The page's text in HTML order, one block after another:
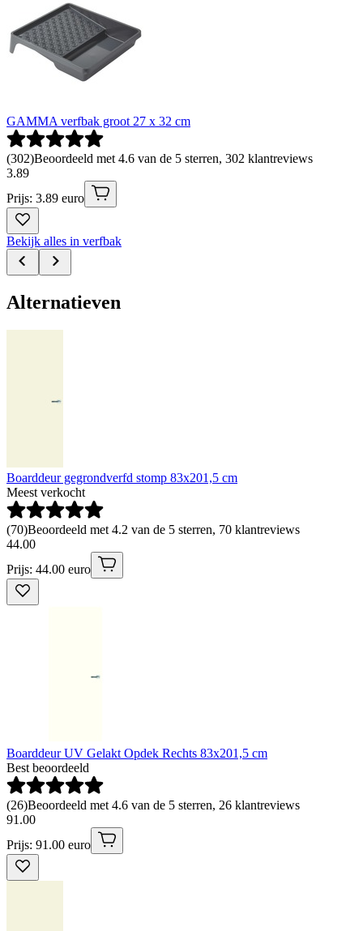
GAMMA verfbak groot 27 x 32 cm
(302)Beoordeeld met 4.6 van de 5 sterren, 302 klantreviews
3.89
Prijs: 3.89 euro
Bekijk alles in verfbak
Alternatieven
Boarddeur gegrondverfd stomp 83x201,5 cm
Meest verkocht
(70)Beoordeeld met 4.2 van de 5 sterren, 70 klantreviews
44.00
Prijs: 44.00 euro
Boarddeur UV Gelakt Opdek Rechts 83x201,5 cm
Best beoordeeld
(26)Beoordeeld met 4.6 van de 5 sterren, 26 klantreviews
91 .00
Prijs: 91.00 euro